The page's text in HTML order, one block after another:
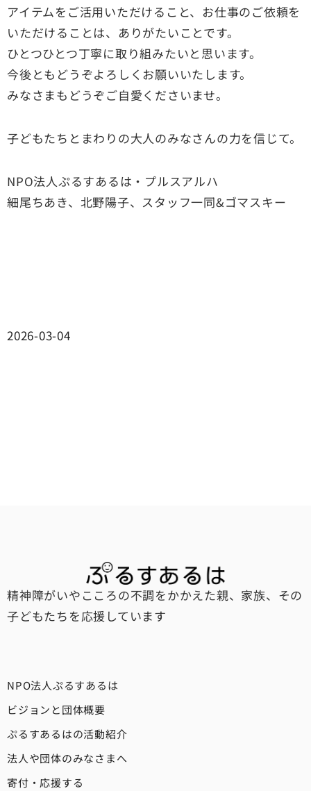
アイテムをご活用いただけること、お仕事のご依頼を
いただけることは、ありがたいことです。
ひとつひとつ丁寧に取り組みたいと思います。
今後ともどうぞよろしくお願いいたします。
みなさまもどうぞご自愛くださいませ。
子どもたちとまわりの大人のみなさんの力を信じて。
NPO法人ぷるすあるは・プルスアルハ
細尾ちあき、北野陽子、スタッフ一同&ゴマスキー
2026-03-04
精神障がいやこころの不調をかかえた親、家族、その
子どもたちを応援しています
NPO法人ぷるすあるは
ビジョンと団体概要
ぷるすあるはの活動紹介
法人や団体のみなさまへ
寄付・応援する